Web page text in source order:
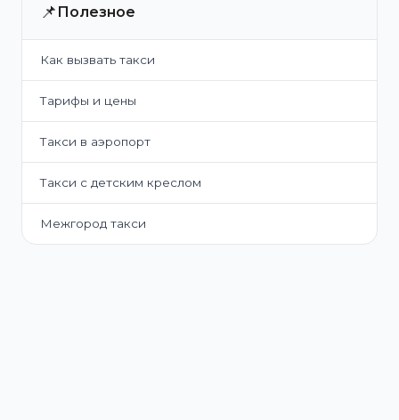
📌 Полезное
Как вызвать такси
Тарифы и цены
Такси в аэропорт
Такси с детским креслом
Межгород такси